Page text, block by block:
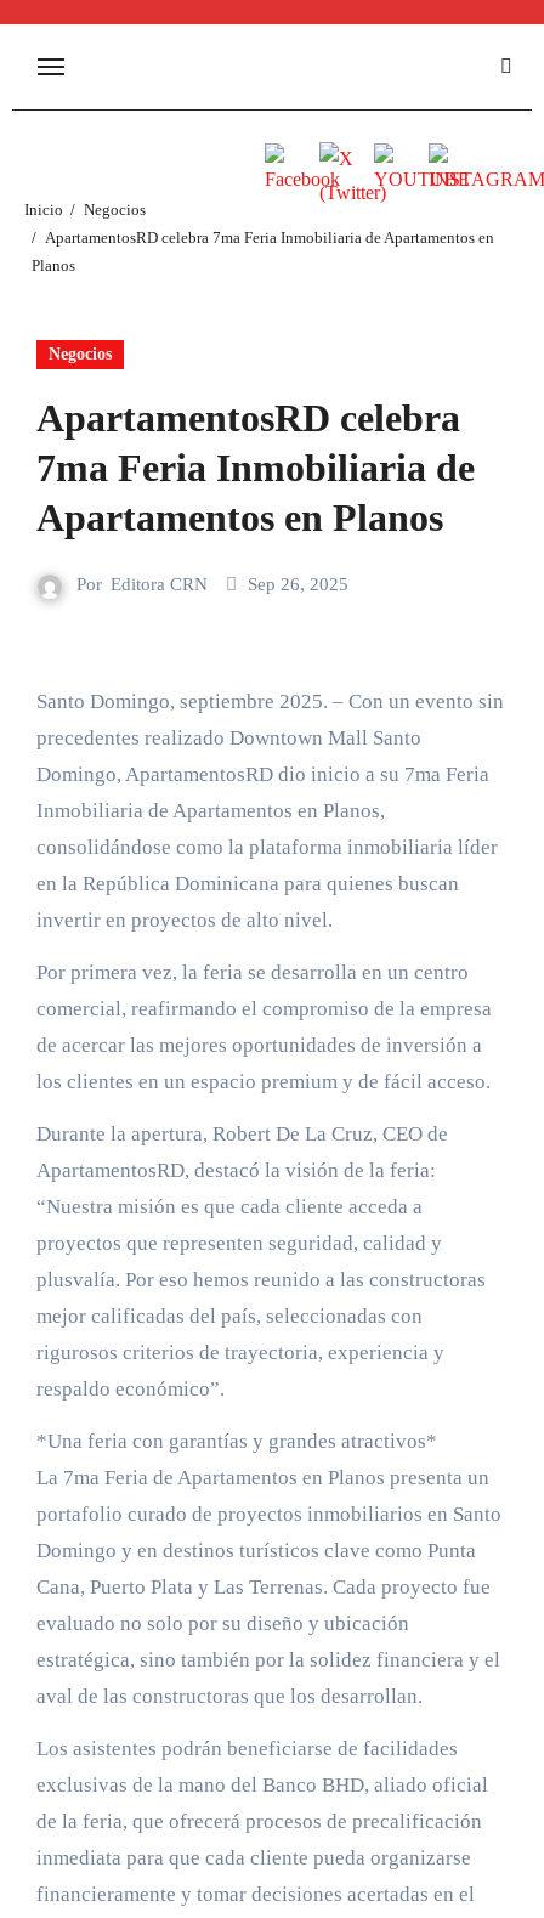
Inicio
Negocios
ApartamentosRD celebra 7ma Feria Inmobiliaria de Apartamentos en
Planos
Negocios
ApartamentosRD celebra
7ma Feria Inmobiliaria de
Apartamentos en Planos
Por Editora CRN Sep 26, 2025
Santo Domingo, septiembre 2025. – Con un evento sin
precedentes realizado Downtown Mall Santo
Domingo, ApartamentosRD dio inicio a su 7ma Feria
Inmobiliaria de Apartamentos en Planos,
consolidándose como la plataforma inmobiliaria líder
en la República Dominicana para quienes buscan
invertir en proyectos de alto nivel.
Por primera vez, la feria se desarrolla en un centro
comercial, reafirmando el compromiso de la empresa
de acercar las mejores oportunidades de inversión a
los clientes en un espacio premium y de fácil acceso.
Durante la apertura, Robert De La Cruz, CEO de
ApartamentosRD, destacó la visión de la feria:
“Nuestra misión es que cada cliente acceda a
proyectos que representen seguridad, calidad y
plusvalía. Por eso hemos reunido a las constructoras
mejor calificadas del país, seleccionadas con
rigurosos criterios de trayectoria, experiencia y
respaldo económico”.
*Una feria con garantías y grandes atractivos*
La 7ma Feria de Apartamentos en Planos presenta un
portafolio curado de proyectos inmobiliarios en Santo
Domingo y en destinos turísticos clave como Punta
Cana, Puerto Plata y Las Terrenas. Cada proyecto fue
evaluado no solo por su diseño y ubicación
estratégica, sino también por la solidez financiera y el
aval de las constructoras que los desarrollan.
Los asistentes podrán beneficiarse de facilidades
exclusivas de la mano del Banco BHD, aliado oficial
de la feria, que ofrecerá procesos de precalificación
inmediata para que cada cliente pueda organizarse
financieramente y tomar decisiones acertadas en el